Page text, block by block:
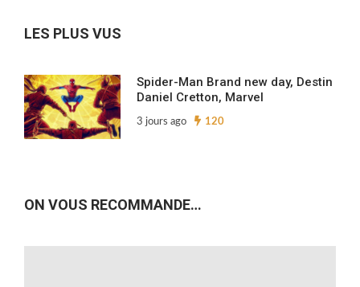
LES PLUS VUS
Spider-Man Brand new day, Destin
Daniel Cretton, Marvel
3 jours ago 120
ON VOUS RECOMMANDE…